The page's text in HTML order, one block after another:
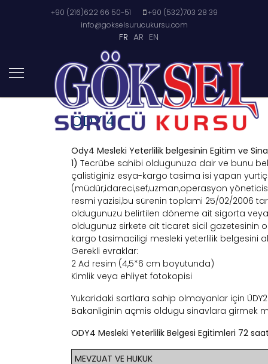
+90 (216)622 66 50-51
+90 (532)703 28 39
info@gokselsurucukursu.com
FR AR EN
ODY 4
Ody4 Mesleki Yeterlilik belgesinin Egitim ve
1) Tecrübe sahibi oldugunuza dair ve bunu
çalistiginiz esya-kargo tasima isi yapan
(müdür,idareci,sef,uzman,operasyon
resmi yazisi,bu sürenin toplami 25/02/2006
oldugunuzu belirtilen döneme ait sigorta
oldugunuz sirkete ait ticaret sicil gazetesinin
kargo tasimaciligi mesleki yeterlilik belgesini
Gerekli evraklar:
2 Ad resim (4,5*6 cm boyutunda)
Kimlik veya ehliyet fotokopisi
Yukaridaki sartlara sahip olmayanlar için
Bakanliginin açmis oldugu sinavlara girmek
ODY4 Mesleki Yeterlilik Belgesi Egitimleri 72
MEVZUAT VE HUKUK